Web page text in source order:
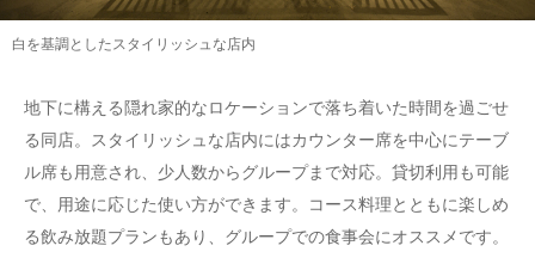
白を基調としたスタイリッシュな店内
地下に構える隠れ家的なロケーションで落ち着いた時間を過ごせ
る同店。スタイリッシュな店内にはカウンター席を中心にテーブ
ル席も用意され、少人数からグループまで対応。貸切利用も可能
で、用途に応じた使い方ができます。コース料理とともに楽しめ
る飲み放題プランもあり、グループでの食事会にオススメです。